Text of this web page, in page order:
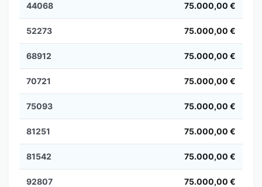
44068 75.000,00 €
52273 75.000,00 €
68912 75.000,00 €
70721 75.000,00 €
75093 75.000,00 €
81251 75.000,00 €
81542 75.000,00 €
92807 75.000,00 €